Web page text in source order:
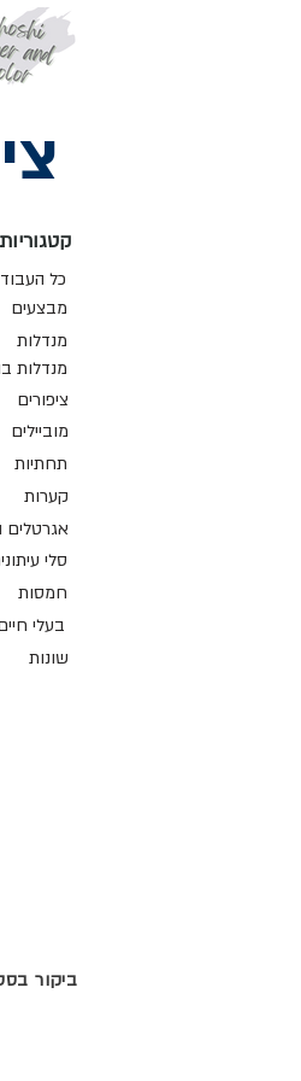
מבצעים
כל
ציפורים
מנדלות
מנדלות
מוביילים
תחתיות
קערות
אגרטלים
סלי
חמסות
בעלי
שונות
ביקור